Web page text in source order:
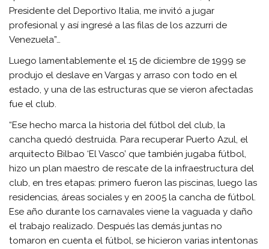
Presidente del Deportivo Italia, me invitó a jugar
profesional y así ingresé a las filas de los azzurri de
Venezuela”…
Luego lamentablemente el 15 de diciembre de 1999 se
produjo el deslave en Vargas y arraso con todo en el
estado, y una de las estructuras que se vieron afectadas
fue el club.
“Ese hecho marca la historia del fútbol del club, la
cancha quedó destruida. Para recuperar Puerto Azul, el
arquitecto Bilbao ‘El Vasco’ que también jugaba fútbol,
hizo un plan maestro de rescate de la infraestructura del
club, en tres etapas: primero fueron las piscinas, luego las
residencias, áreas sociales y en 2005 la cancha de fútbol.
Ese año durante los carnavales viene la vaguada y daño
el trabajo realizado. Después las demás juntas no
tomaron en cuenta el fútbol, se hicieron varias intentonas